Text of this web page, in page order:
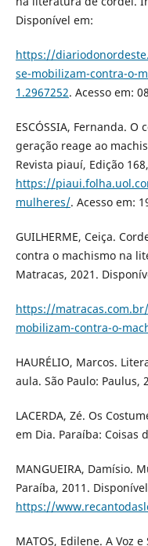
Disponível em:
https://
se-mobilizam-contra-o-
1.2967252. Acesso em:
ESCÓSSIA, Fernanda.
geração reage ao
Revista piauí, Edição
https://
mulheres/. Acesso em:
GUILHERME, Ceiça.
contra o machismo na
Matracas, 2021.
https://
mobilizam-contra-o-
HAURÉLIO, Marcos.
aula. São Paulo: Paulus,
LACERDA, Zé. Os
em Dia. Paraíba: Coisas
MANGUEIRA, Damísio.
Paraíba, 2011.
https://
MATOS, Edilene. A Voz